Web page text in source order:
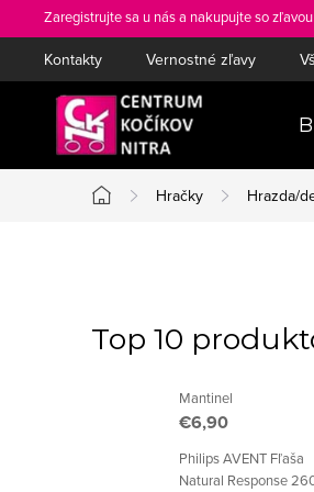
na
Zaregistrujte sa u nás a nakupujte so
Kontakty Vernostné zľavy
Domov
Hračky Hrazda/
o
Top 10
Mantinel
€6,90
Philips AVENT Fľaša
Natural Response